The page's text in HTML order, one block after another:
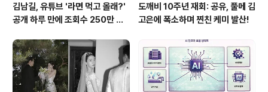
김남길, 유튜브 '라면 먹고 올래?'
공개 하루 만에 조회수 250만 돌
도깨비 10주년 재회: 공유, 풀메 김
고은에 폭소하며 찐친 케미 발산!